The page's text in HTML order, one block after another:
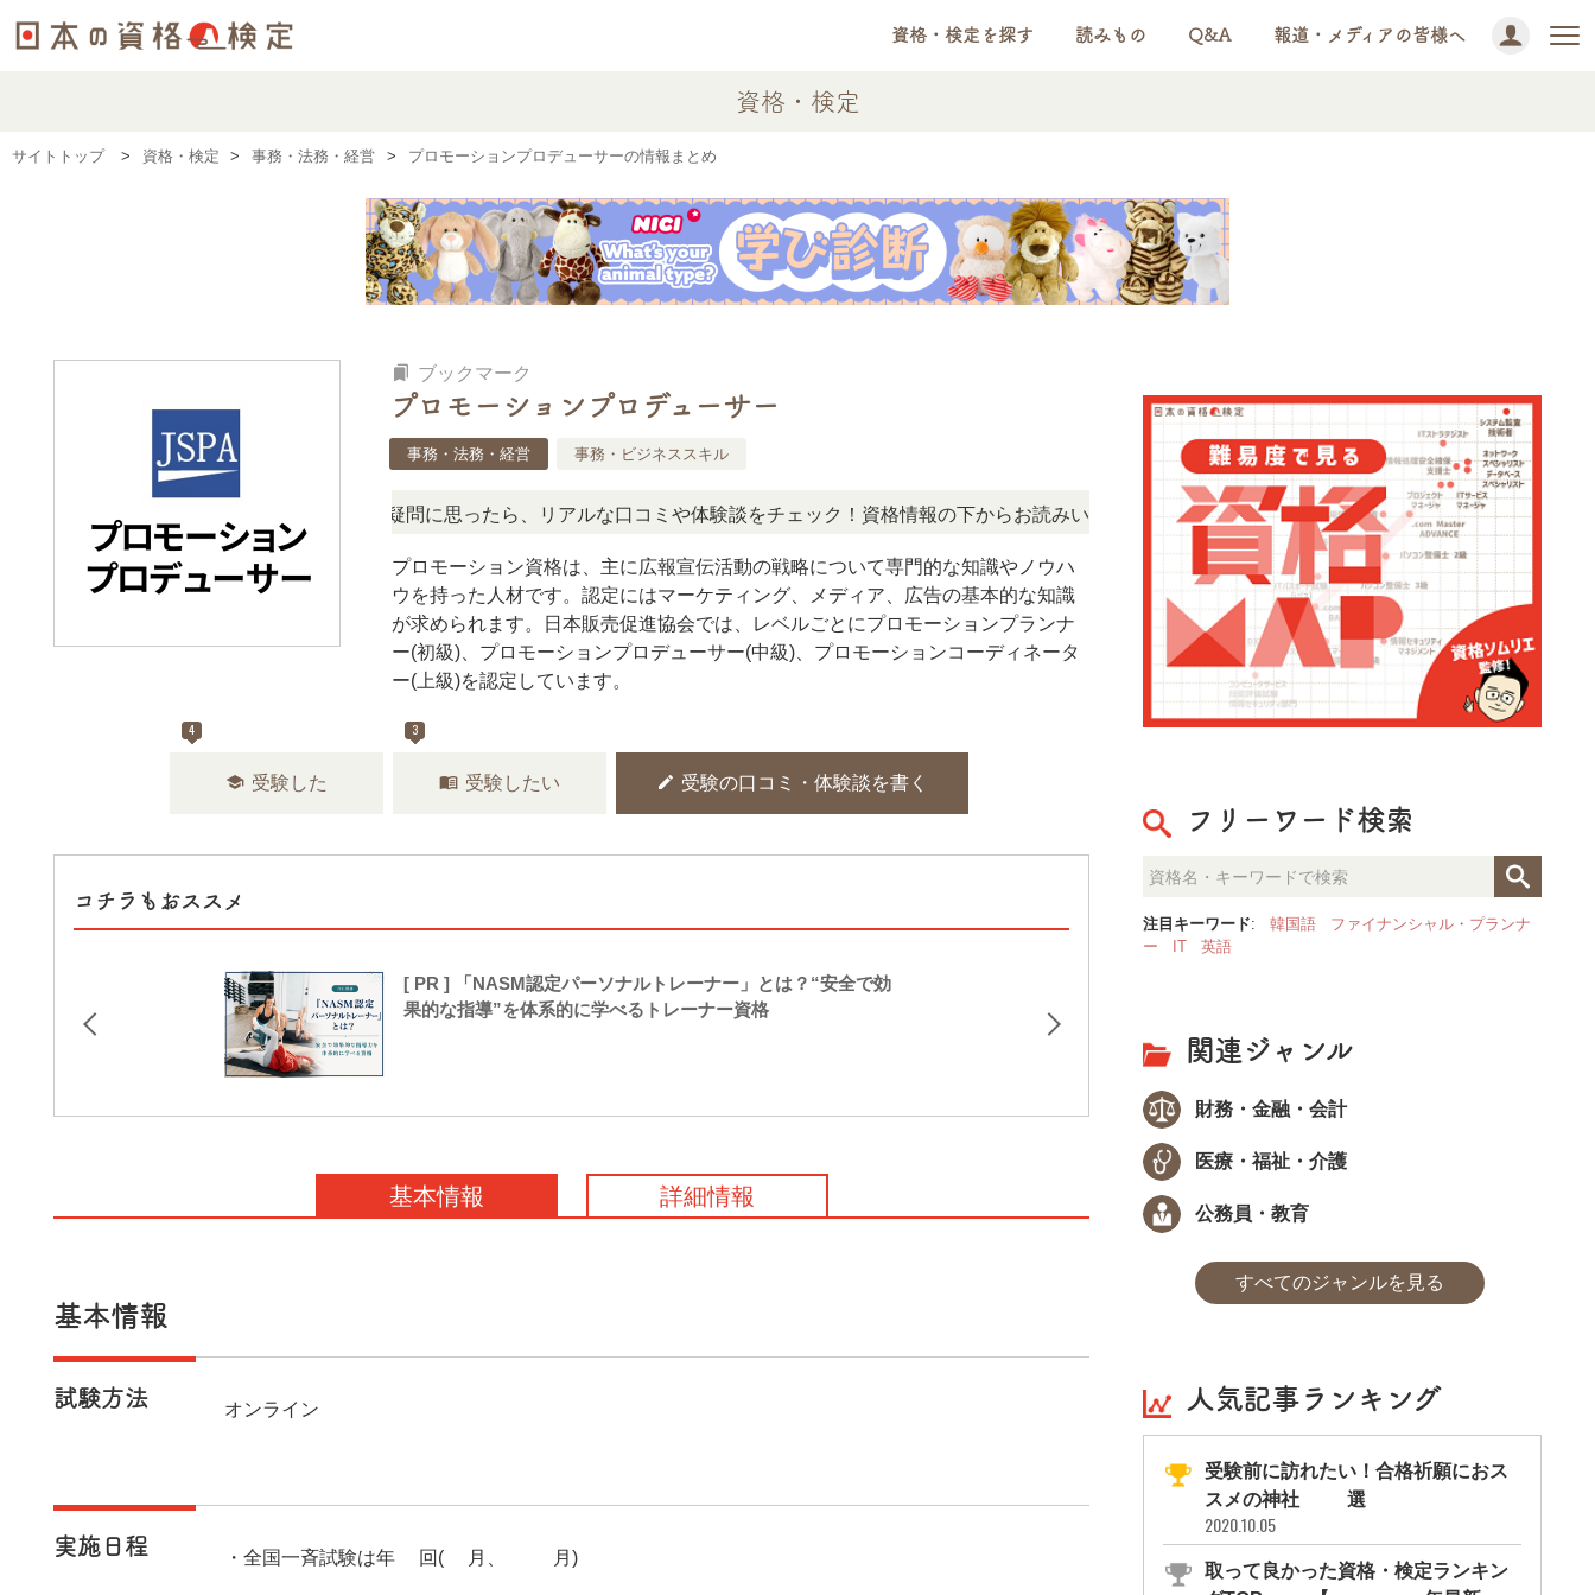
資格・検定を探す 読みもの Q&A 報道・メディアの皆様へ
資格・検定
サイトトップ 資格・検定 事務・法務・経営 プロモーションプロデューサーの情報まとめ
bookmarks ブックマーク
プロモーションプロデューサー
事務・法務・経営 事務・ビジネススキル
定、難しい？」「どんな試験？」と疑問に思ったら、リアルな口コミや体験談をチェック！資格情報の下からお読みいただけます。 NEWS! 「この検定、難しい？」「どんな試験？
プロモーション資格は、主に広報宣伝活動の戦略について専門的な知識やノウハ
ウを持った人材です。認定にはマーケティング、メディア、広告の基本的な知識
が求められます。日本販売促進協会では、レベルごとにプロモーションプランナ
ー(初級)、プロモーションプロデューサー(中級)、プロモーションコーディネータ
ー(上級)を認定しています。
4
school 受験した
3
menu_book 受験したい edit 受験の口コミ・体験談を書く
コチラもおススメ
[ PR ] 「NASM認定パーソナルトレーナー」とは？“安全で効
果的な指導”を体系的に学べるトレーナー資格
基本情報 詳細情報
基本情報
試験方法 オンライン
実施日程 ・全国一斉試験は年2回(6月、11月)
フリーワード検索
注目キーワード: 韓国語
ファイナンシャル・プランナ
ー
IT 英語
関連ジャンル
財務・金融・会計
医療・福祉・介護
公務員・教育
すべてのジャンルを見る
人気記事ランキング
受験前に訪れたい！合格祈願におス
スメの神社11選
2020.10.05
取って良かった資格・検定ランキン